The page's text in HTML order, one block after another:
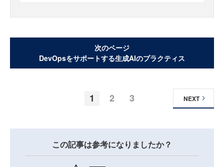
次のページ
DevOpsをサポートする生成AIのプラクティス
1 2 3 NEXT
この記事は参考になりましたか？